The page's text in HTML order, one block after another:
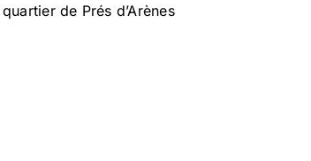
de Prés d’Arènes